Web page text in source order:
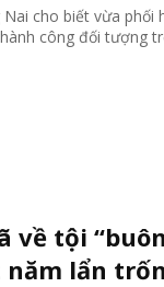
cho biết vừa phối
công đối tượng
về tội “buôn
năm lẩn trốn